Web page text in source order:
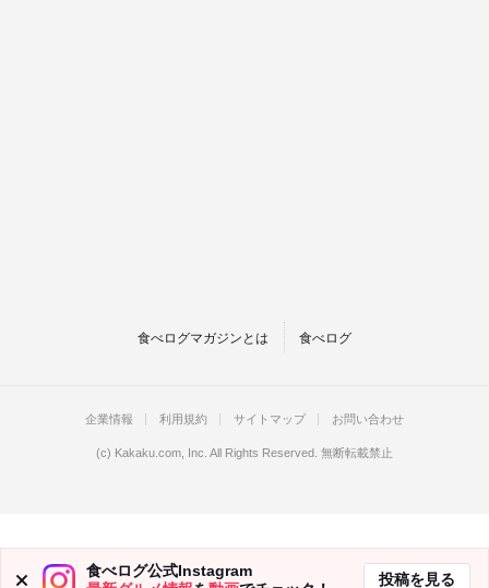
食べログマガジンとは 食べログ
食べログ公式Instagram
投稿を見る
企業情報 利用規約 サイトマップ お問い合わせ
(c) Kakaku.com, Inc. All Rights Reserved. 無断転載禁止